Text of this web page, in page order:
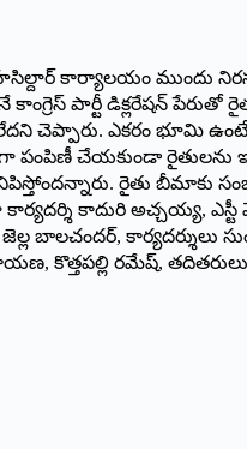
కార్యాలయం ముందు
కాంగ్రెస్‌ పార్టీ డిక్లరేషన్‌
చెప్పారు. ఎకరం భూమి
పంపిణీ చేయకుండా
రైతు బీమాకు
కాదురి అచ్చయ్య,
బాలచందర్‌, కార్యదర్శులు
కొత్తపల్లి రమేష్‌,